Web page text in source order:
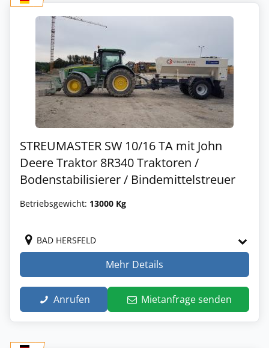
STREUMASTER SW 10/16 TA mit John
Deere Traktor 8R340 Traktoren /
Bodenstabilisierer / Bindemittelstreuer
Betriebsgewicht: 13000 Kg
BAD HERSFELD
Mehr Details
Anrufen Mietanfrage senden